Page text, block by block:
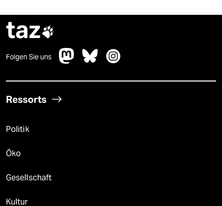
taz
Folgen Sie uns
Ressorts
Politik
Öko
Gesellschaft
Kultur